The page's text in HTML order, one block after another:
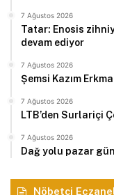
7 Ağustos 2026
Tatar: Enosis
devam ediyor
7 Ağustos 2026
Şemsi Kazım
7 Ağustos 2026
LTB’den Surlariçi
7 Ağustos 2026
Dağ yolu pazar
Nöbetçi